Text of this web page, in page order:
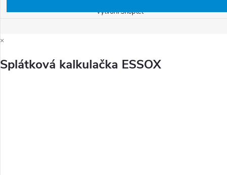
Vytvořil Shoptet
×
Splátková kalkulačka ESSOX